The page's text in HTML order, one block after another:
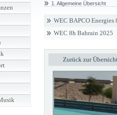
1. Allgemeine Übersicht
WEC BAPCO Energies
WEC 8h Bahrain 2025
Zurück zur